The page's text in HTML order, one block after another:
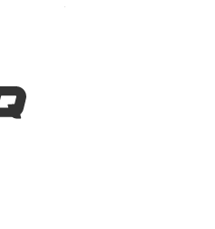
- España